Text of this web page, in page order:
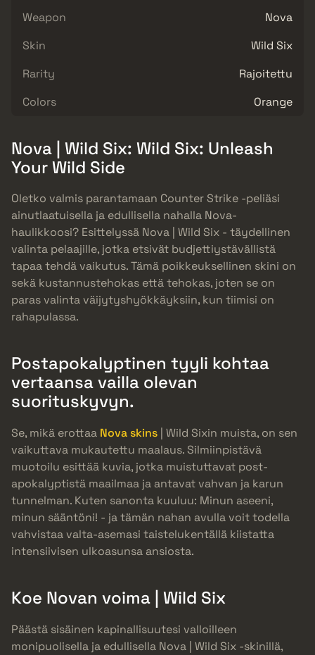
Weapon
Nova
Skin
Wild Six
Rarity
Rajoitettu
Colors
Orange
Nova | Wild Six: Wild Six: Unleash
Your Wild Side
Oletko valmis parantamaan Counter Strike -peliäsi
ainutlaatuisella ja edullisella nahalla Nova-
haulikkoosi? Esittelyssä Nova | Wild Six - täydellinen
valinta pelaajille, jotka etsivät budjettiystävällistä
tapaa tehdä vaikutus. Tämä poikkeuksellinen skini on
sekä kustannustehokas että tehokas, joten se on
paras valinta väijytyshyökkäyksiin, kun tiimisi on
rahapulassa.
Postapokalyptinen tyyli kohtaa
vertaansa vailla olevan
suorituskyvyn.
Se, mikä erottaa Nova skins | Wild Sixin muista, on sen
vaikuttava mukautettu maalaus. Silmiinpistävä
muotoilu esittää kuvia, jotka muistuttavat post-
apokalyptistä maailmaa ja antavat vahvan ja karun
tunnelman. Kuten sanonta kuuluu: Minun aseeni,
minun sääntöni! - ja tämän nahan avulla voit todella
vahvistaa valta-asemasi taistelukentällä kiistatta
intensiivisen ulkoasunsa ansiosta.
Koe Novan voima | Wild Six
Päästä sisäinen kapinallisuutesi valloilleen
monipuolisella ja edullisella Nova | Wild Six -skinillä,